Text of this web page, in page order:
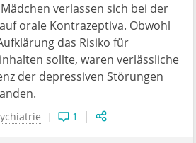
verlassen sich bei der
orale Kontrazeptiva. Obwohl
das Risiko für
sollte, waren verlässliche
der depressiven Störungen
1